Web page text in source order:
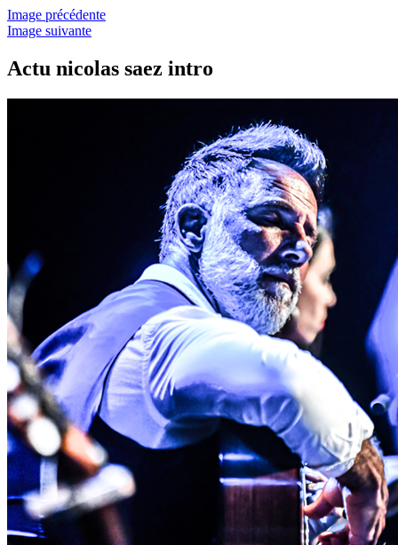
Image précédente
Image suivante
Actu nicolas saez intro